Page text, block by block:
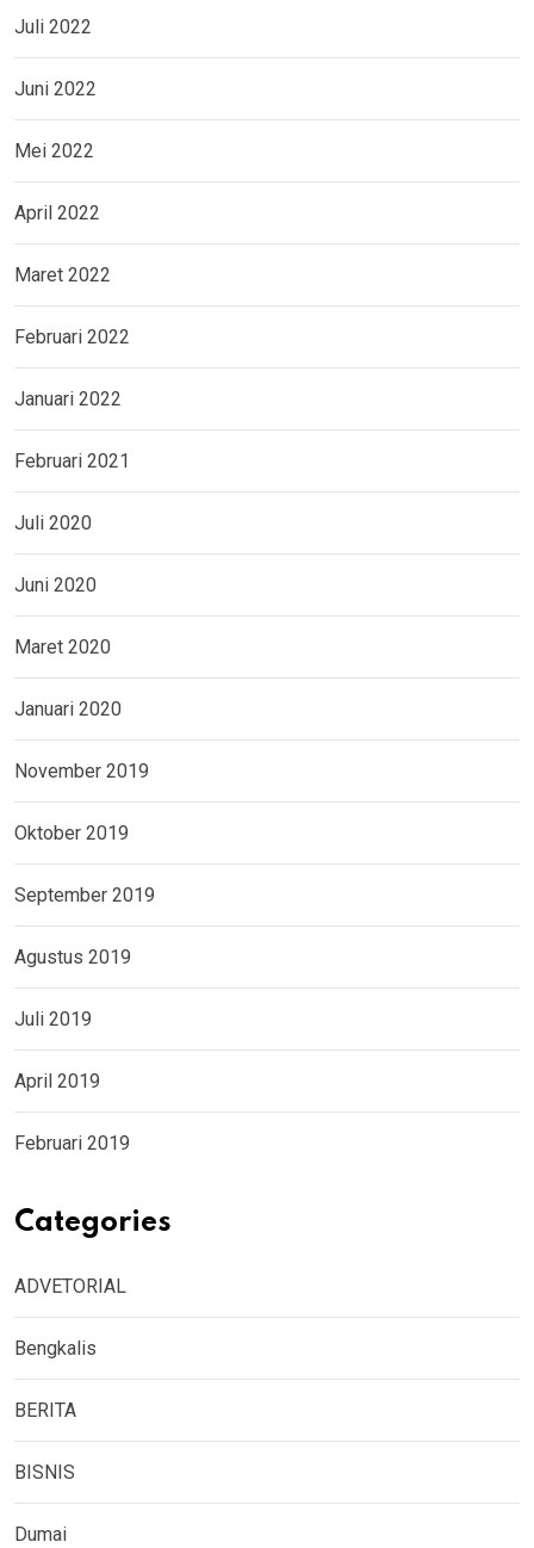
Juli 2022
Juni 2022
Mei 2022
April 2022
Maret 2022
Februari 2022
Januari 2022
Februari 2021
Juli 2020
Juni 2020
Maret 2020
Januari 2020
November 2019
Oktober 2019
September 2019
Agustus 2019
Juli 2019
April 2019
Februari 2019
Categories
ADVETORIAL
Bengkalis
BERITA
BISNIS
Dumai